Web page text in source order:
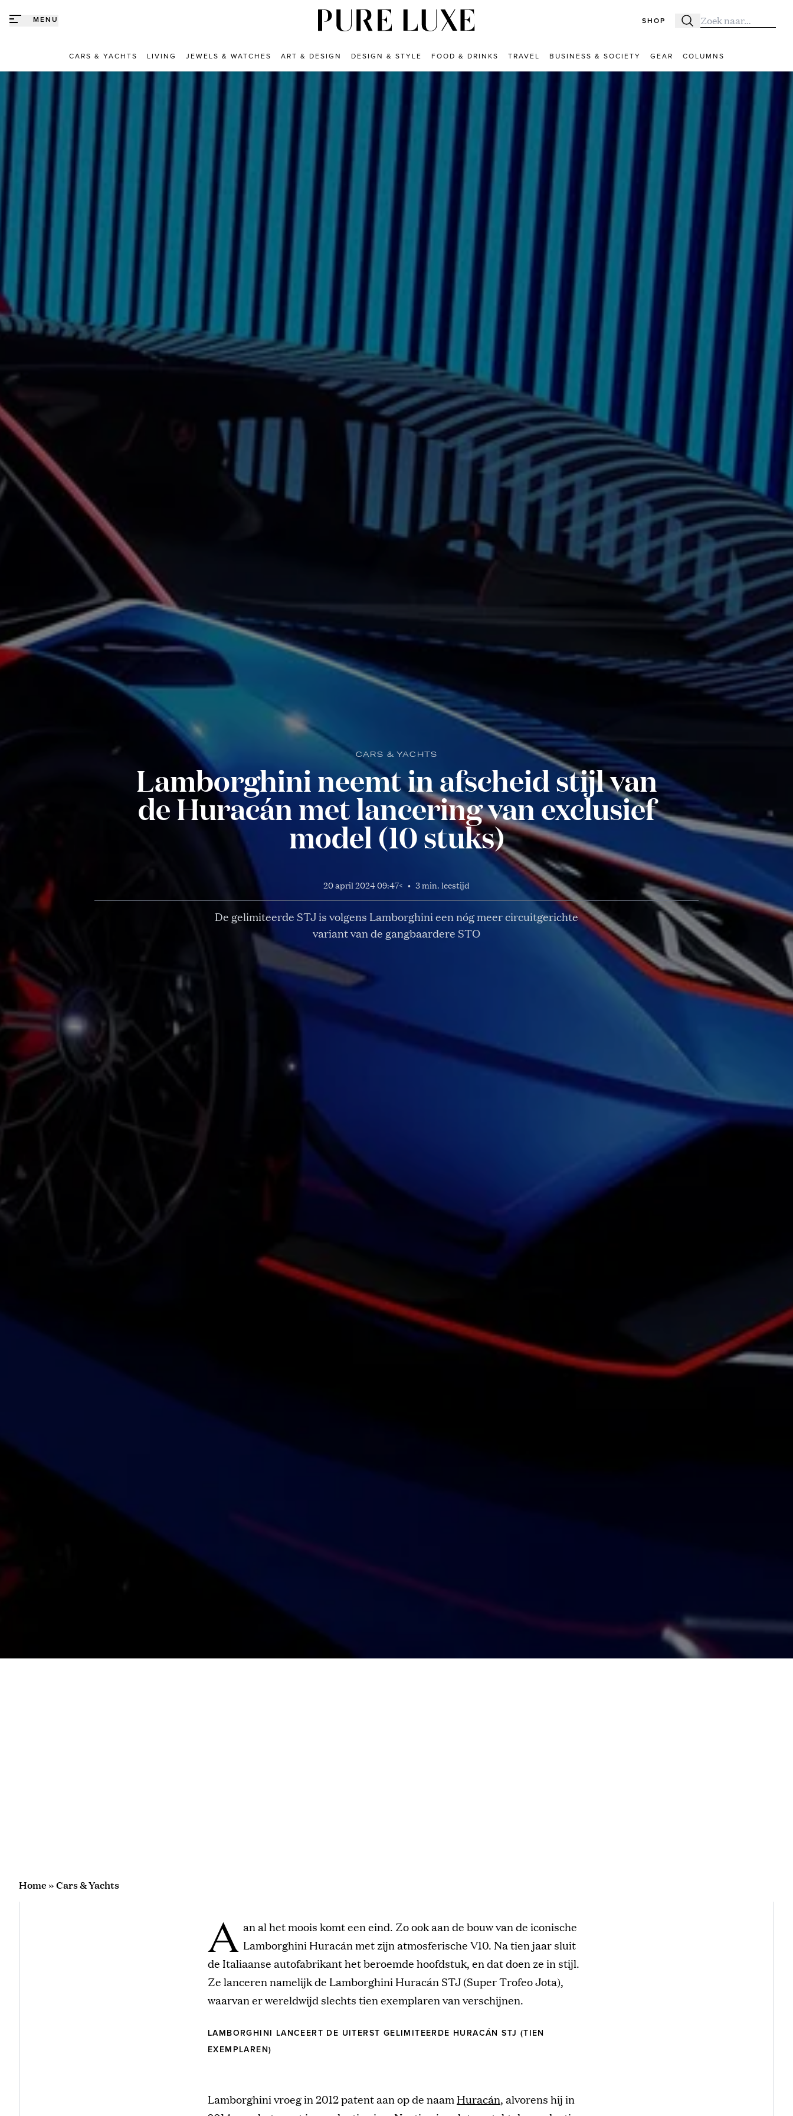
MENU SHOP Zoeken
Zoek naar:
CARS & YACHTS LIVING JEWELS & WATCHES ART & DESIGN DESIGN & STYLE FOOD & DRINKS TRAVEL BUSINESS & SOCIETY GEAR COLUMNS
CARS & YACHTS
Lamborghini neemt in afscheid stijl van
de Huracán met lancering van exclusief
model (10 stuks)
20 april 2024 09:47< • 3 min. leestijd
De gelimiteerde STJ is volgens Lamborghini een nóg meer circuitgerichte
variant van de gangbaardere STO
Home»Cars & Yachts
A an al het moois komt een eind. Zo ook aan de bouw van de iconische
Lamborghini Huracán met zijn atmosferische V10. Na tien jaar sluit
de Italiaanse autofabrikant het beroemde hoofdstuk, en dat doen ze in stijl.
Ze lanceren namelijk de Lamborghini Huracán STJ (Super Trofeo Jota),
waarvan er wereldwijd slechts tien exemplaren van verschijnen.
LAMBORGHINI LANCEERT DE UITERST GELIMITEERDE HURACÁN STJ (TIEN
EXEMPLAREN)
Lamborghini vroeg in 2012 patent aan op de naam Huracán, alvorens hij in